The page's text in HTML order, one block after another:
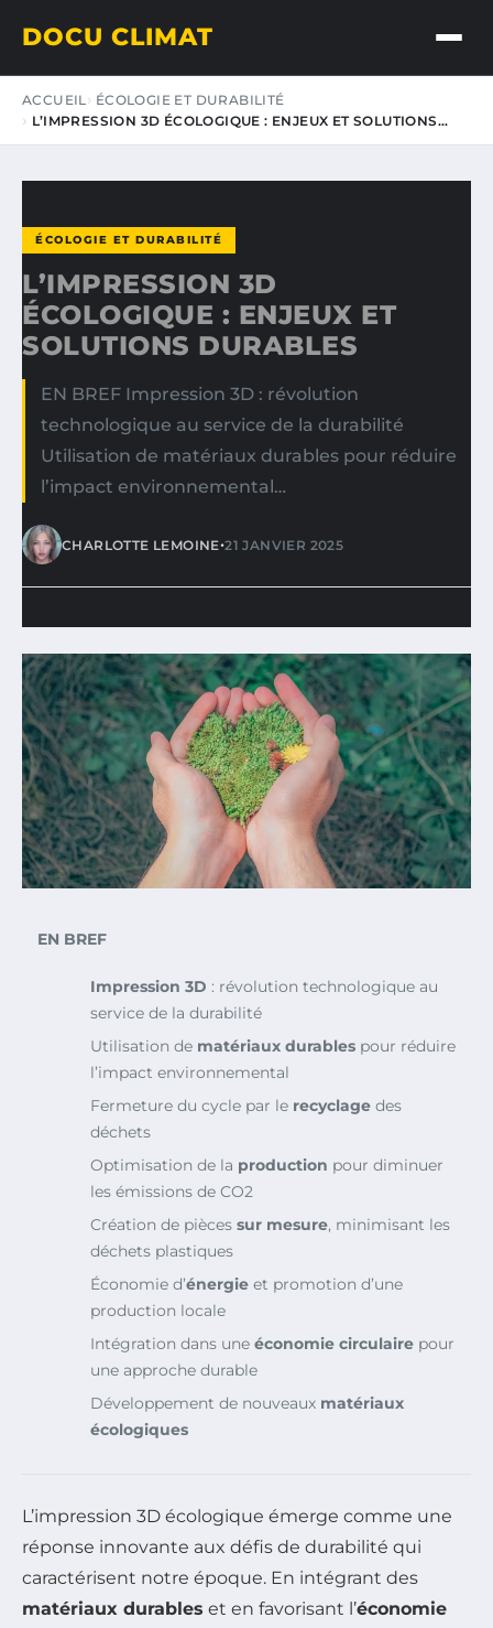
DOCU CLIMAT
ACCUEIL
ÉCOLOGIE ET DURABILITÉ
L’IMPRESSION 3D ÉCOLOGIQUE : ENJEUX ET SOLUTIONS…
ÉCOLOGIE ET DURABILITÉ
L’IMPRESSION 3D
ÉCOLOGIQUE : ENJEUX ET
SOLUTIONS DURABLES
EN BREF Impression 3D : révolution
technologique au service de la durabilité
Utilisation de matériaux durables pour réduire
l’impact environnemental…
CHARLOTTE LEMOINE•21 JANVIER 2025
EN BREF
Impression 3D : révolution technologique au
service de la durabilité
Utilisation de matériaux durables pour réduire
l’impact environnemental
Fermeture du cycle par le recyclage des
déchets
Optimisation de la production pour diminuer
les émissions de CO2
Création de pièces sur mesure, minimisant les
déchets plastiques
Économie d’énergie et promotion d’une
production locale
Intégration dans une économie circulaire pour
une approche durable
Développement de nouveaux matériaux
écologiques
L’impression 3D écologique émerge comme une
réponse innovante aux défis de durabilité qui
caractérisent notre époque. En intégrant des
matériaux durables et en favorisant l’économie